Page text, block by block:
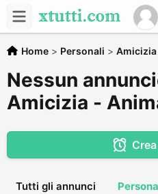
Home > Personali > Amicizia
Nessun
Amicizia -
Tutti gli annunci